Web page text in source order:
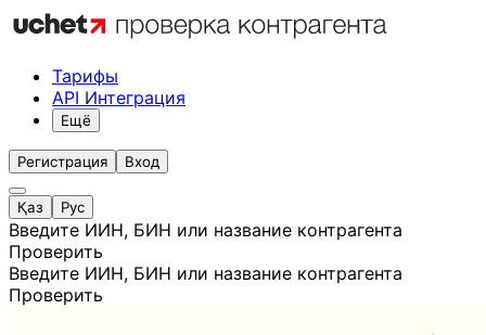
Тарифы
API Интеграция
Ещё
Регистрация Вход
Қаз Рус
Введите ИИН, БИН или название контрагента
Проверить
Введите ИИН, БИН или название контрагента
Проверить